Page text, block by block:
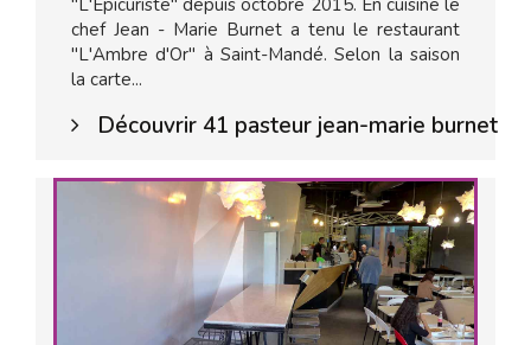
"L'Epicuriste" depuis octobre 2015. En cuisine le
chef Jean - Marie Burnet a tenu le restaurant
"L'Ambre d'Or" à Saint-Mandé. Selon la saison
la carte...
Découvrir 41 pasteur jean-marie burnet